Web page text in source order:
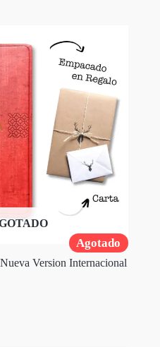
Agotado
Version Internacional